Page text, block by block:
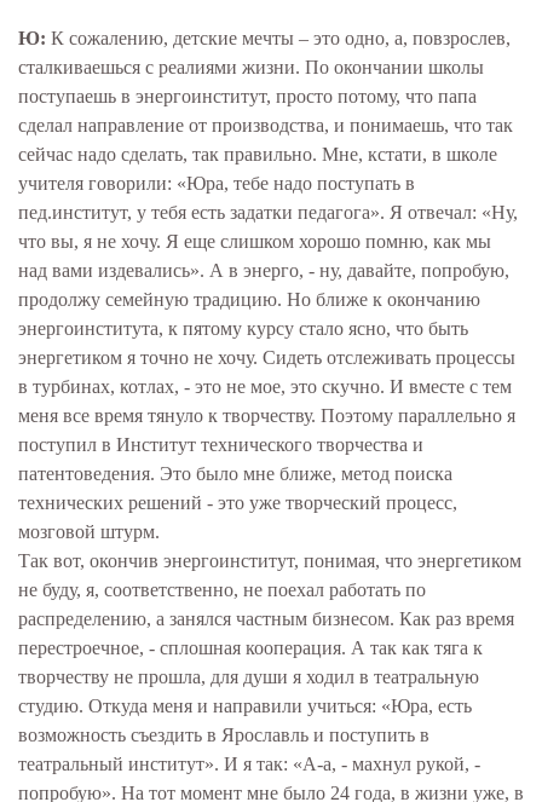
Ю: К сожалению, детские мечты – это одно, а, повзрослев,
сталкиваешься с реалиями жизни. По окончании школы
поступаешь в энергоинститут, просто потому, что папа
сделал направление от производства, и понимаешь, что так
сейчас надо сделать, так правильно. Мне, кстати, в школе
учителя говорили: «Юра, тебе надо поступать в
пед.институт, у тебя есть задатки педагога». Я отвечал: «Ну,
что вы, я не хочу. Я еще слишком хорошо помню, как мы
над вами издевались». А в энерго, - ну, давайте, попробую,
продолжу семейную традицию. Но ближе к окончанию
энергоинститута, к пятому курсу стало ясно, что быть
энергетиком я точно не хочу. Сидеть отслеживать процессы
в турбинах, котлах, - это не мое, это скучно. И вместе с тем
меня все время тянуло к творчеству. Поэтому параллельно я
поступил в Институт технического творчества и
патентоведения. Это было мне ближе, метод поиска
технических решений - это уже творческий процесс,
мозговой штурм.
Так вот, окончив энергоинститут, понимая, что энергетиком
не буду, я, соответственно, не поехал работать по
распределению, а занялся частным бизнесом. Как раз время
перестроечное, - сплошная кооперация. А так как тяга к
творчеству не прошла, для души я ходил в театральную
студию. Откуда меня и направили учиться: «Юра, есть
возможность съездить в Ярославль и поступить в
театральный институт». И я так: «А-а, - махнул рукой, -
попробую». На тот момент мне было 24 года, в жизни уже, в